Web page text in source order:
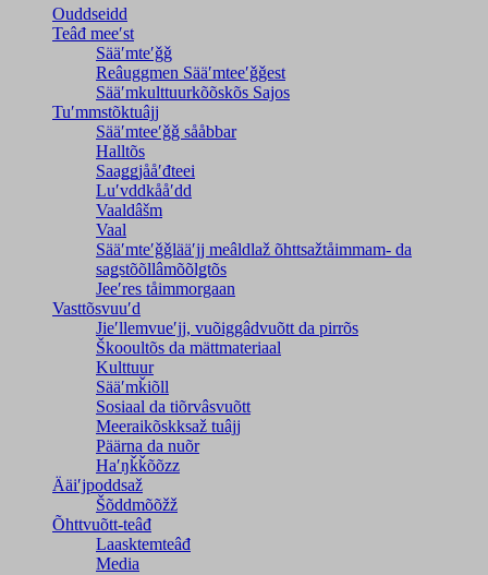
Ouddseidd
Teâđ meeʹst
Sääʹmteʹǧǧ
Reâuggmen Sääʹmteeʹǧǧest
Sääʹmkulttuurkõõskõs Sajos
Tuʹmmstõktuâjj
Sääʹmteeʹǧǧ sååbbar
Halltõs
Saaǥǥjååʹđteei
Luʹvddkååʹdd
Vaaldâšm
Vaal
Sääʹmteʹǧǧlääʹjj meâldlaž õhttsažtåimmam- da
saǥstõõllâmõõlǥtõs
Jeeʹres tåimmorgaan
Vasttõsvuuʹd
Jieʹllemvueʹjj, vuõiggâdvuõtt da pirrõs
Škooultõs da mättmateriaal
Kulttuur
Sääʹmǩiõll
Sosiaal da tiõrvâsvuõtt
Meeraikõskksaž tuâjj
Päärna da nuõr
Haʹŋǩǩõõzz
Ääiʹjpoddsaž
Šõddmõõžž
Õhttvuõtt-teâđ
Laasktemteâđ
Media